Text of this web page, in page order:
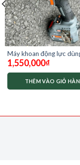
Máy khoan động lực
21V Dekton M21-
ID13100PLUS
1,550,000₫
THÊM VÀO GIỎ